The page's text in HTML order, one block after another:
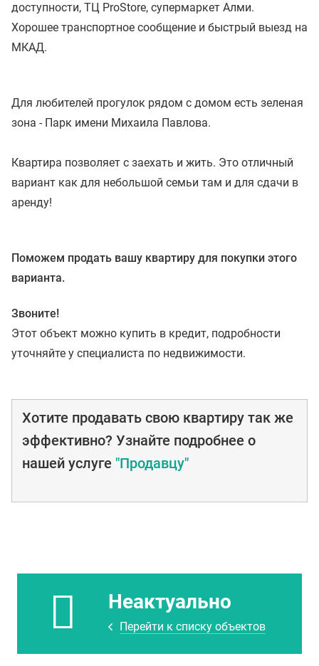
доступности, ТЦ ProStore, супермаркет Алми.
Хорошее транспортное сообщение и быстрый выезд на
МКАД.
Для любителей прогулок рядом с домом есть зеленая
зона - Парк имени Михаила Павлова.
Квартира позволяет с заехать и жить. Это отличный
вариант как для небольшой семьи там и для сдачи в
аренду!
Поможем продать вашу квартиру для покупки этого
варианта.
Звоните!
Этот объект можно купить в кредит, подробности
уточняйте у специалиста по недвижимости.
Хотите продавать свою квартиру так же
эффективно? Узнайте подробнее о
нашей услуге "Продавцу"
Неактуально
Перейти к списку объектов